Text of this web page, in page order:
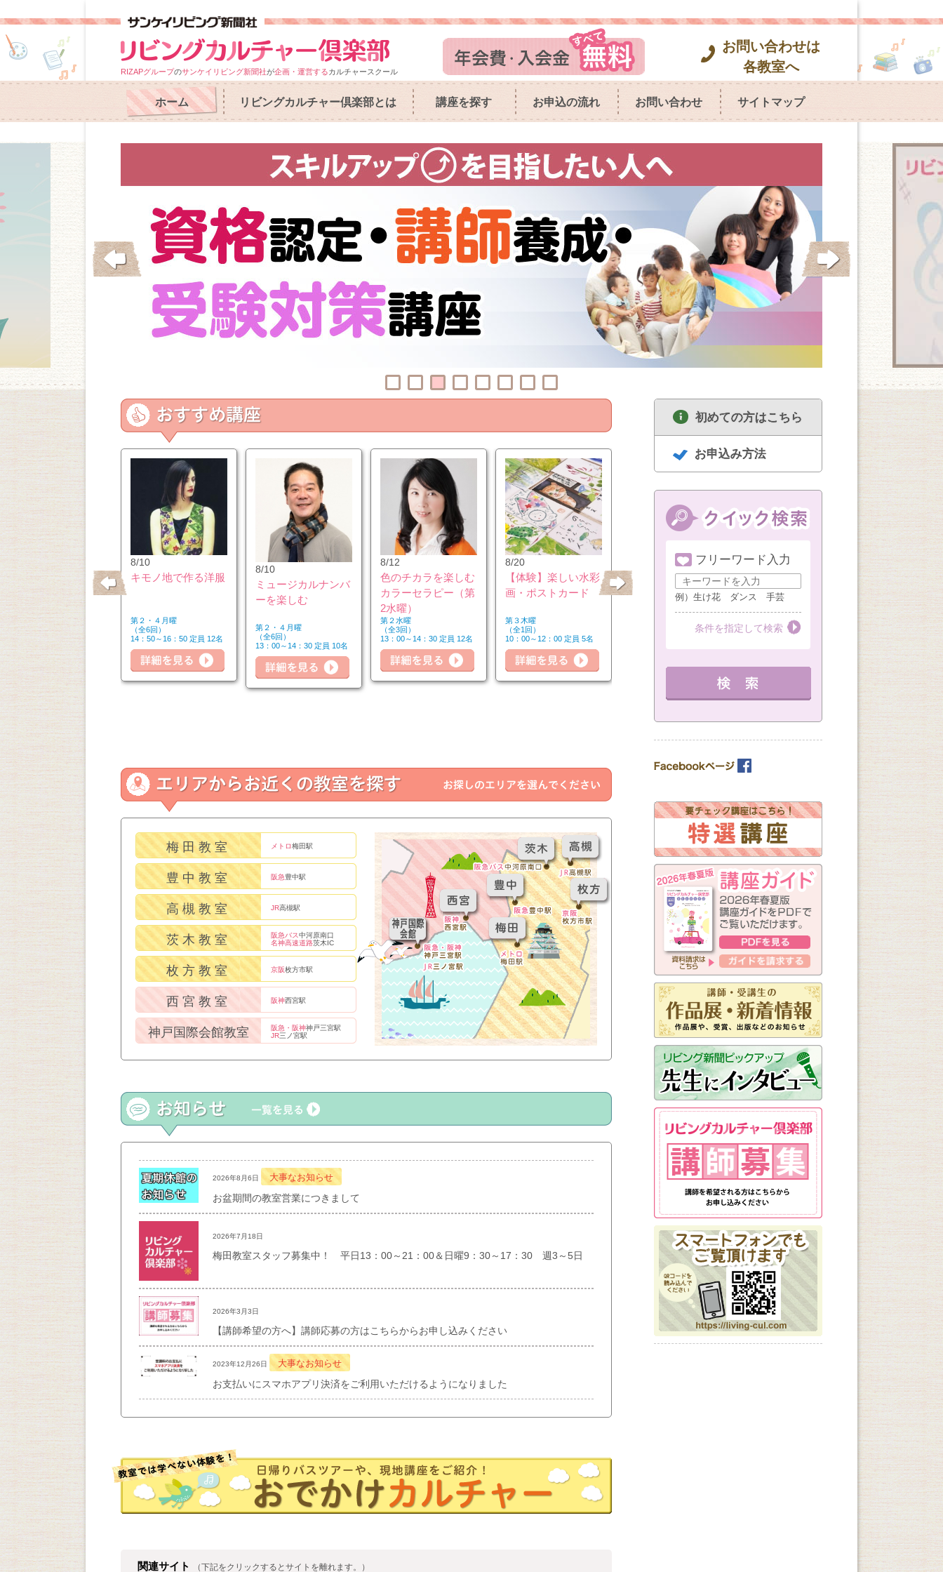
RIZAPグループのサンケイリビング新聞社が企画・運営するカルチャースクール
お問い合わせは
各教室へ
ホーム リビングカルチャー倶楽部とは 講座を探す お申込の流れ お問い合わせ サイトマップ
11/20
パールアクセサリー
のアレンジ＆リメイ
ク講座
第３金曜
（全4回）
12：30～14：30 定員 8名
8/10
キモノ地で作る洋服
第２・４月曜
（全6回）
14：50～16：50 定員 12名
8/10
ミュージカルナンバ
ーを楽しむ
第２・４月曜
（全6回）
13：00～14：30 定員 10名
8/12
色のチカラを楽しむ
カラーセラピー（第
2水曜）
第２水曜
（全3回）
13：00～14：30 定員 12名
8/20
【体験】楽しい水彩
画・ポストカード
第３木曜
（全1回）
10：00～12：00 定員 5名
8/21
日本画から俳画まで
12：30～14：30 定員 15名
8/21
基本のチーズ＆ワイ
ン講座
（全3回）
8/21
こども水彩
（小４以上）
第１・３金曜
（全6回）
16：45～18：15
を見る
詳細を見る
詳細を見る 詳細を見る
詳細を見る
梅田教室 メトロ梅田駅
豊中教室 阪急豊中駅
高槻教室 JR高槻駅
茨木教室 阪急バス中河原南口
名神高速道路茨木IC
枚方教室 京阪枚方市駅
西宮教室 阪神西宮駅
神戸国際会館教室 阪急・阪神神戸三宮駅
JR三ノ宮駅
2026年8月6日 大事なお知らせ
お盆期間の教室営業につきまして
2026年7月18日
梅田教室スタッフ募集中！ 平日13：00～21：00＆日曜9：30～17：30 週3～5日
2026年3月3日
【講師希望の方へ】講師応募の方はこちらからお申し込みください
2023年12月26日 大事なお知らせ
お支払いにスマホアプリ決済をご利用いただけるようになりました
関連サイト （下記をクリックするとサイトを離れます。）
初めての方はこちら
お申込み方法
フリーワード入力
例）生け花 ダンス 手芸
条件を指定して検索
教室を選ぶ
月 火 水
木
金
土 日
（※複数回答可）
開始時間の指定
午前の部
午後の部
夜の部
（※複数回答可）
新しく始まる講座
1日講座
体験講座
講座説明会